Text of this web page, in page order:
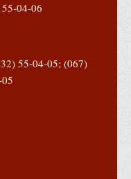
55-04-06
55-04-05; (067)